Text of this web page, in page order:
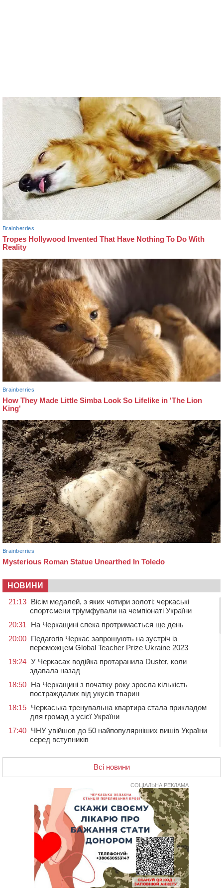
НОВИНИ
21:13 Вісім медалей, з яких чотири золоті: черкаські
спортсмени тріумфували на чемпіонаті України
20:31
На Черкащині спека протримається ще день
20:00 Педагогів Черкас запрошують на зустріч із
переможцем Global Teacher Prize Ukraine 2023
19:24 У Черкасах водійка протаранила Duster, коли
здавала назад
18:50 На Черкащині з початку року зросла кількість
постраждалих від укусів тварин
18:15 Черкаська тренувальна квартира стала прикладом
для громад з усієї України
17:40 ЧНУ увійшов до 50 найпопулярніших вишів України
серед вступників
контейнерний майданчик
16:32
Без розтину грудної клітки: у Черкасах 75-річній
пацієнтці замінили аортальний клапан
У Черкаському онкоцентрі встановили сонячну
електростанцію за понад пів мільйона гривень
У Київській області прощаються з полеглим на
фронті жителем Монастирищини
У Черкасах містяни через нову скляну зупинку і
вирізані дерева потерпають від спеки: Бондаренко
обіцяє масштабне озеленення
Провокував конфлікт і зачинився в автівці: у ТЦК
Всі новини
СОЦІАЛЬНА РЕКЛАМА